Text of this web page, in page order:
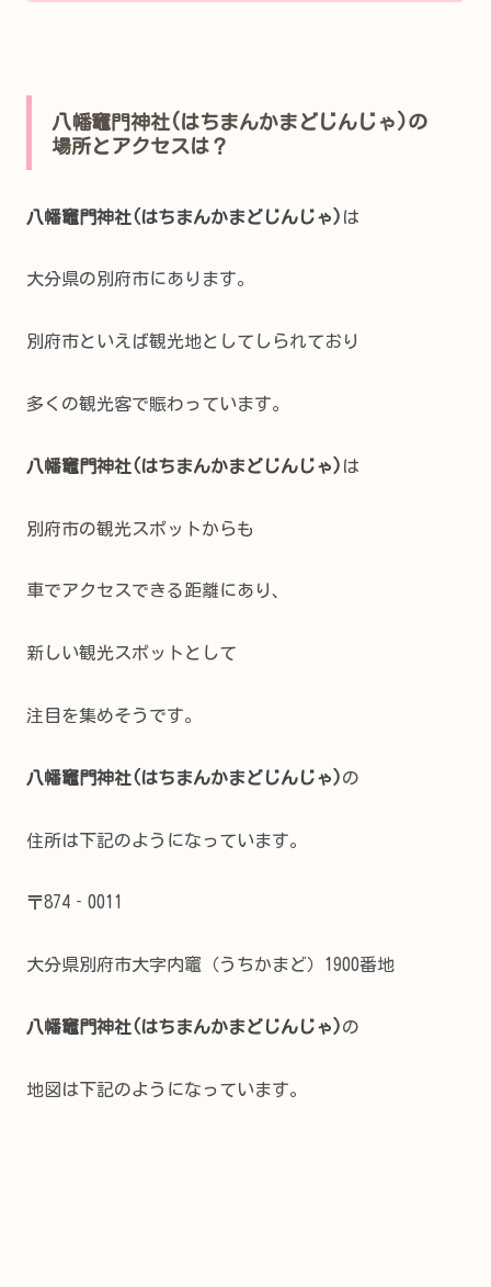
八幡竈門神社(はちまんかまどじんじゃ)の
場所とアクセスは？
八幡竈門神社(はちまんかまどじんじゃ) は
大分県の別府市にあります。
別府市といえば観光地としてしられており
多くの観光客で賑わっています。
八幡竈門神社(はちまんかまどじんじゃ) は
別府市の観光スポットからも
車でアクセスできる距離にあり、
新しい観光スポットとして
注目を集めそうです。
八幡竈門神社(はちまんかまどじんじゃ)の
住所は下記のようになっています。
〒874‐0011
大分県別府市大字内竈（うちかまど）1900番地
八幡竈門神社(はちまんかまどじんじゃ)の
地図は下記のようになっています。